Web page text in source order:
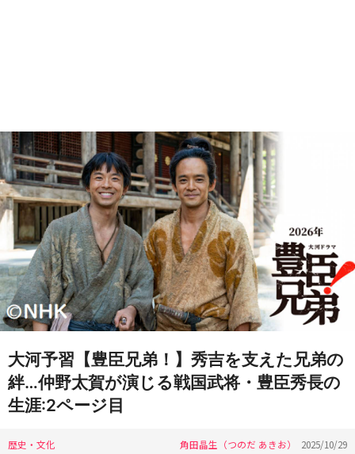
大河予習【豊臣兄弟！】秀吉を支えた兄弟の
絆…仲野太賀が演じる戦国武将・豊臣秀長の
生涯:2ページ目
歴史・文化 角田晶生（つのだ あきお） 2025/10/29